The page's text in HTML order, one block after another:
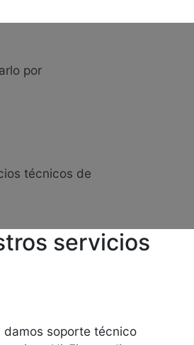
por
técnicos de
servicios
damos soporte técnico